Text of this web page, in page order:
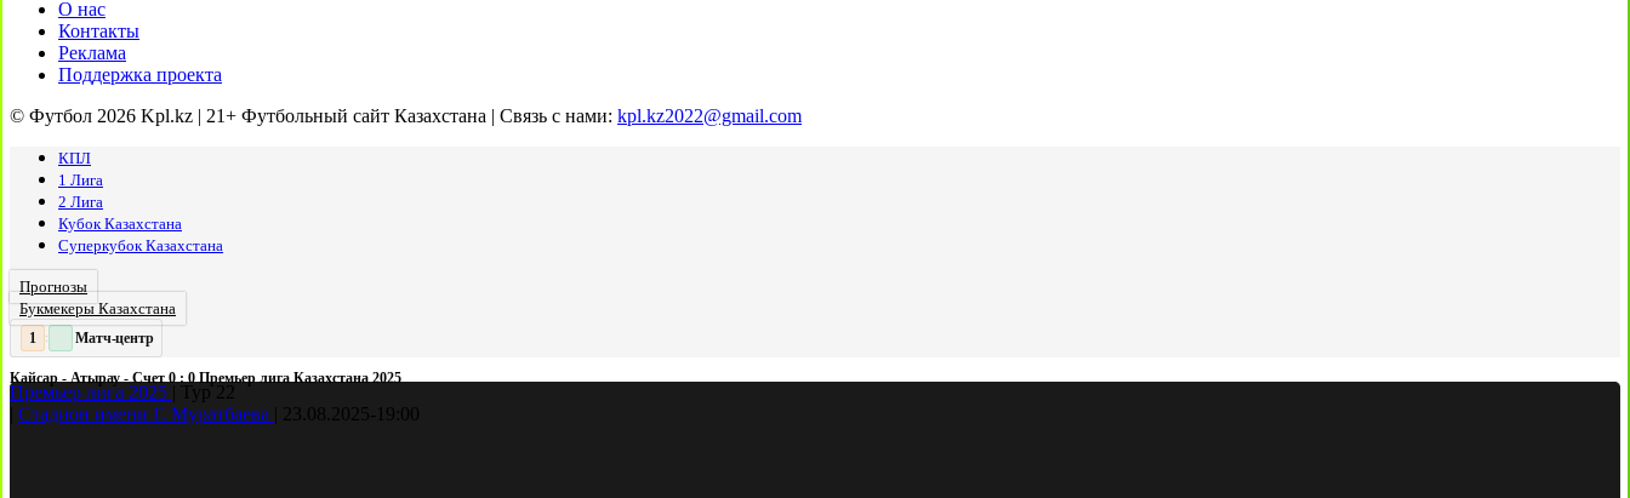
О нас
Контакты
Реклама
Поддержка проекта
© Футбол 2026 Kpl.kz | 21+ Футбольный сайт Казахстана | Связь с нами: kpl.kz2022@gmail.com
КПЛ
1 Лига
2 Лига
Кубок Казахстана
Суперкубок Казахстана
Прогнозы
Букмекеры Казахстана
2 : Матч-центр
Кайсар - Атырау - Счет 0 : 0 Премьер лига Казахстана 2025
Премьер лига 2025
Тур 22
Стадион имени Г. Муратбаева 23.08.2025- 19:00